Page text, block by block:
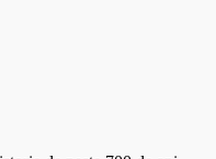
Отменный шу пуэр для